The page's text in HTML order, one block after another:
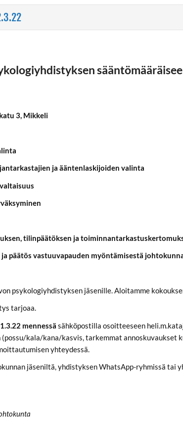
3, Mikkeli
ja ääntenlaskijoiden valinta
tilinpäätöksen ja
päätös vastuuvapauden myöntämisestä
psykologiyhdistyksen jäsenille. Aloitamme
tarjoaa.
mennessä sähköpostilla osoitteeseen
kala/kana/kasvis, tarkemmat annoskuvaukset
yhteydessä.
jäseniltä, yhdistyksen WhatsApp-ryhmissä tai